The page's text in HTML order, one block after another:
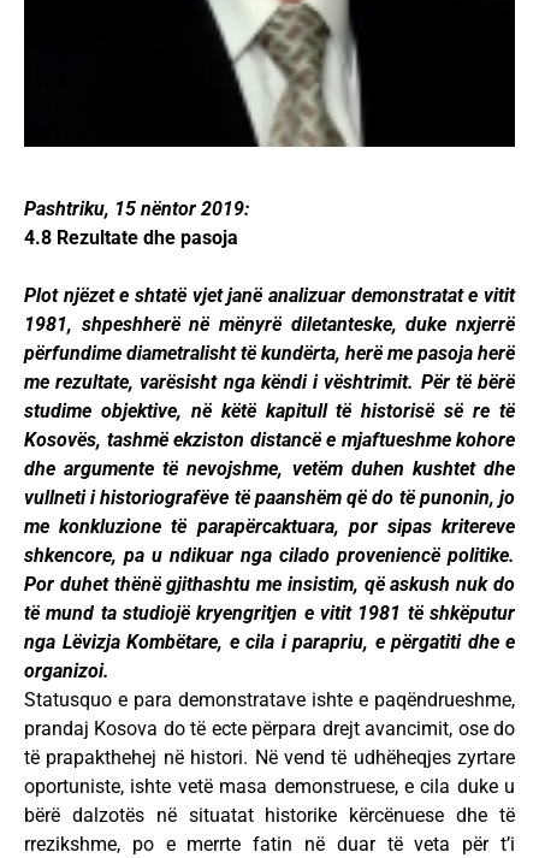
Pashtriku, 15 nëntor 2019:
4.8 Rezultate dhe pasoja
Plot njëzet e shtatë vjet janë analizuar demonstratat e vitit
1981, shpeshherë në mënyrë diletanteske, duke nxjerrë
përfundime diametralisht të kundërta, herë me pasoja herë
me rezultate, varësisht nga këndi i vështrimit. Për të bërë
studime objektive, në këtë kapitull të historisë së re të
Kosovës, tashmë ekziston distancë e mjaftueshme kohore
dhe argumente të nevojshme, vetëm duhen kushtet dhe
vullneti i historiografëve të paanshëm që do të punonin, jo
me konkluzione të parapërcaktuara, por sipas kritereve
shkencore, pa u ndikuar nga cilado proveniencë politike.
Por duhet thënë gjithashtu me insistim, që askush nuk do
të mund ta studiojë kryengritjen e vitit 1981 të shkëputur
nga Lëvizja Kombëtare, e cila i parapriu, e përgatiti dhe e
organizoi.
Statusquo e para demonstratave ishte e paqëndrueshme,
prandaj Kosova do të ecte përpara drejt avancimit, ose do
të prapakthehej në histori. Në vend të udhëheqjes zyrtare
oportuniste, ishte vetë masa demonstruese, e cila duke u
bërë dalzotës në situatat historike kërcënuese dhe të
rrezikshme, po e merrte fatin në duar të veta për t’i